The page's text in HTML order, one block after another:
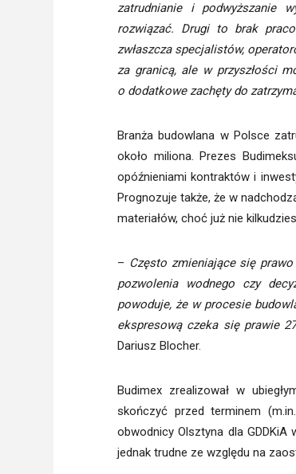
zatrudnianie i podwyższanie
rozwiązać. Drugi to brak
zwłaszcza specjalistów,
za granicą, ale w przyszłości
o dodatkowe zachęty do
Branża budowlana w Polsce
około miliona. Prezes
opóźnieniami kontraktów i
Prognozuje także, że w
materiałów, choć już nie
– Często zmieniające się
pozwolenia wodnego czy
powoduje, że w procesie
ekspresową czeka się prawie
Dariusz Blocher.
Budimex zrealizował w
skończyć przed terminem
obwodnicy Olsztyna dla
jednak trudne ze względu na